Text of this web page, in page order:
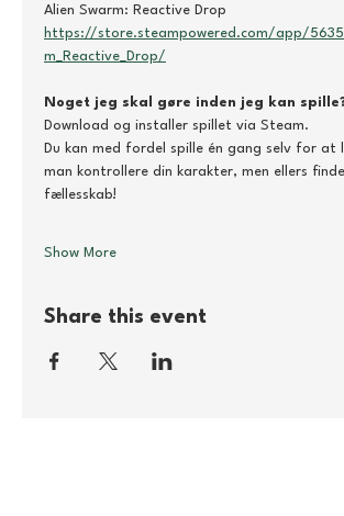
Alien Swarm: Reactive Drop
https://store.steampowered.com/app/
m_Reactive_Drop/
Noget jeg skal gøre inden jeg kan
Download og installer spillet via Steam.
Du kan med fordel spille én gang selv for at
man kontrollere din karakter, men ellers
fællesskab!
Show More
Share this event